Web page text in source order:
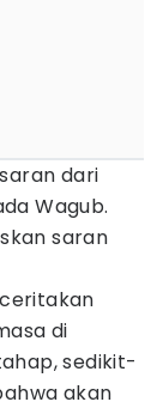
dari
Wagub.
saran
di
sedikit-
akan